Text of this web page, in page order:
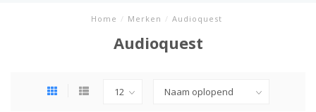
Home / Merken / Audioquest
Audioquest